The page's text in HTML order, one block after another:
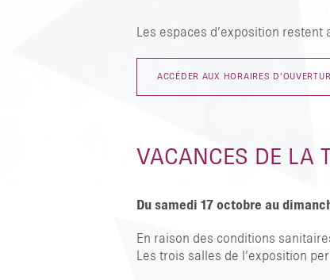
Les espaces d’exposition
ACCÉDER AUX HORAIRES
VACANCES DE LA
Du samedi 17 octobre au
En raison des conditions
Les trois salles de l’exposition